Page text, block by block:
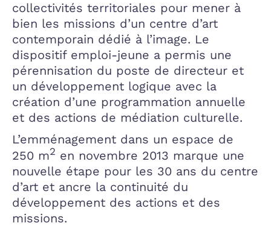
collectivités territoriales pour mener à
bien les missions d’un centre d’art
contemporain dédié à l’image. Le
dispositif emploi-jeune a permis une
pérennisation du poste de directeur et
un développement logique avec la
création d’une programmation annuelle
et des actions de médiation culturelle.
L’emménagement dans un espace de
250 m2 en novembre 2013 marque une
nouvelle étape pour les 30 ans du centre
d’art et ancre la continuité du
développement des actions et des
missions.